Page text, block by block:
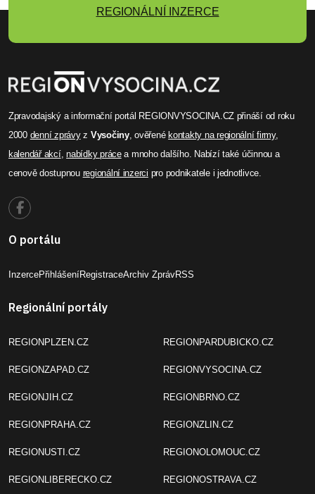
REGIONÁLNÍ INZERCE
Zpravodajský a informační portál REGIONVYSOCINA.CZ přináší od roku
2000 denní zprávyz Vysočiny, ověřenékontakty na regionální firmy,
kalendář akcí,nabídky prácea mnoho dalšího. Nabízí také účinnou a
cenově dostupnou regionální inzerci pro podnikatele i jednotlivce.
O portálu
InzercePřihlášeníRegistraceArchiv ZprávRSS
Regionální portály
REGIONPLZEN.CZ
REGIONZAPAD.CZ
REGIONJIH.CZ
REGIONPRAHA.CZ
REGIONUSTI.CZ
REGIONLIBERECKO.CZ
REGIONPARDUBICKO.CZ
REGIONVYSOCINA.CZ
REGIONBRNO.CZ
REGIONZLIN.CZ
REGIONOLOMOUC.CZ
REGIONOSTRAVA.CZ